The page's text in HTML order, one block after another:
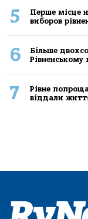
5
Перше місце
виборов
6
Більше
Рівненському
7
Рівне
віддали